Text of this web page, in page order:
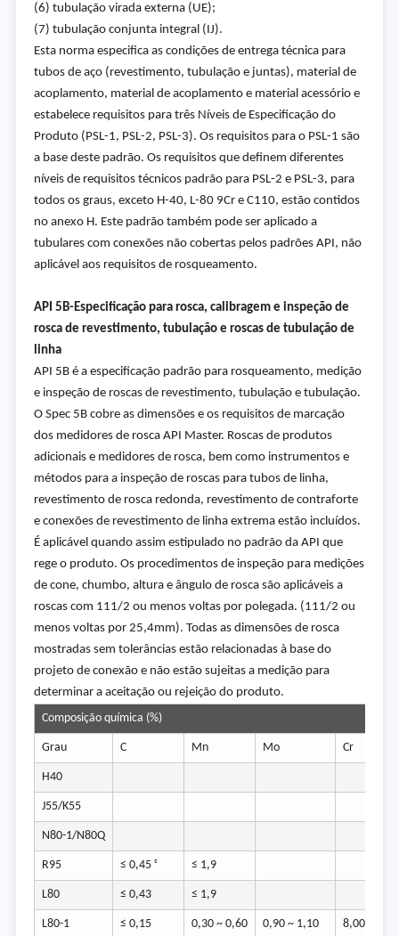
(6) tubulação virada externa (UE);
(7) tubulação conjunta integral (IJ).
Esta norma especifica as condições de entrega técnica para
tubos de aço (revestimento, tubulação e juntas), material de
acoplamento, material de acoplamento e material acessório e
estabelece requisitos para três Níveis de Especificação do
Produto (PSL-1, PSL-2, PSL-3). Os requisitos para o PSL-1 são
a base deste padrão. Os requisitos que definem diferentes
níveis de requisitos técnicos padrão para PSL-2 e PSL-3, para
todos os graus, exceto H-40, L-80 9Cr e C110, estão contidos
no anexo H. Este padrão também pode ser aplicado a
tubulares com conexões não cobertas pelos padrões API, não
aplicável aos requisitos de rosqueamento.
API 5B-Especificação para rosca, calibragem e inspeção de
rosca de revestimento, tubulação e roscas de tubulação de
linha
API 5B é a especificação padrão para rosqueamento, medição
e inspeção de roscas de revestimento, tubulação e tubulação.
O Spec 5B cobre as dimensões e os requisitos de marcação
dos medidores de rosca API Master. Roscas de produtos
adicionais e medidores de rosca, bem como instrumentos e
métodos para a inspeção de roscas para tubos de linha,
revestimento de rosca redonda, revestimento de contraforte
e conexões de revestimento de linha extrema estão incluídos.
É aplicável quando assim estipulado no padrão da API que
rege o produto. Os procedimentos de inspeção para medições
de cone, chumbo, altura e ângulo de rosca são aplicáveis a
roscas com 111/2 ou menos voltas por polegada. (111/2 ou
menos voltas por 25,4mm). Todas as dimensões de rosca
mostradas sem tolerâncias estão relacionadas à base do
projeto de conexão e não estão sujeitas a medição para
determinar a aceitação ou rejeição do produto.
Composição química (%)
Grau C Mn Mo Cr
H40
J55/K55
N80-1/N80Q
R95 ≤ 0,45 ᶜ ≤ 1,9
L80 ≤ 0,43 ≤ 1,9
L80-1 ≤ 0,15 0,30 ~ 0,60 0,90 ~ 1,10 8,00 ~ 10,0